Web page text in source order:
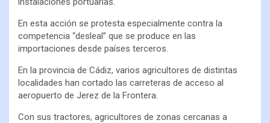
En esta acción se protesta especialmente contra la
competencia “desleal” que se produce en las
importaciones desde países terceros.
En la provincia de Cádiz, varios agricultores de distintas
localidades han cortado las carreteras de acceso al
aeropuerto de Jerez de la Frontera.
Con sus tractores, agricultores de zonas cercanas a